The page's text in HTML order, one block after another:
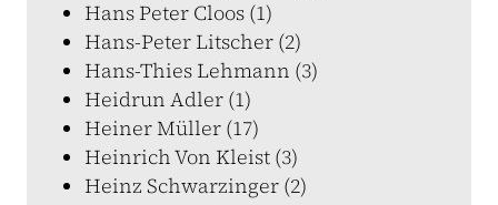
Hans Peter Cloos (1)
Hans-Peter Litscher (2)
Hans-Thies Lehmann (3)
Heidrun Adler (1)
Heiner Müller (17)
Heinrich Von Kleist (3)
Heinz Schwarzinger (2)